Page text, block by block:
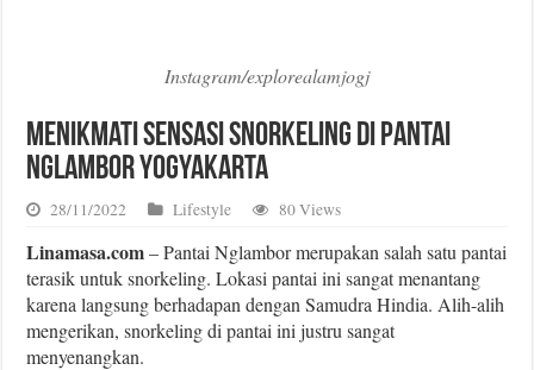
Instagram/explorealamjogj
Menikmati Sensasi Snorkeling di Pantai
Nglambor Yogyakarta
28/11/2022 Lifestyle 80 Views
Linamasa.com– Pantai Nglambor merupakan salah satu pantai
terasik untuk snorkeling. Lokasi pantai ini sangat menantang
karena langsung berhadapan dengan Samudra Hindia. Alih-alih
mengerikan, snorkeling di pantai ini justru sangat
menyenangkan.